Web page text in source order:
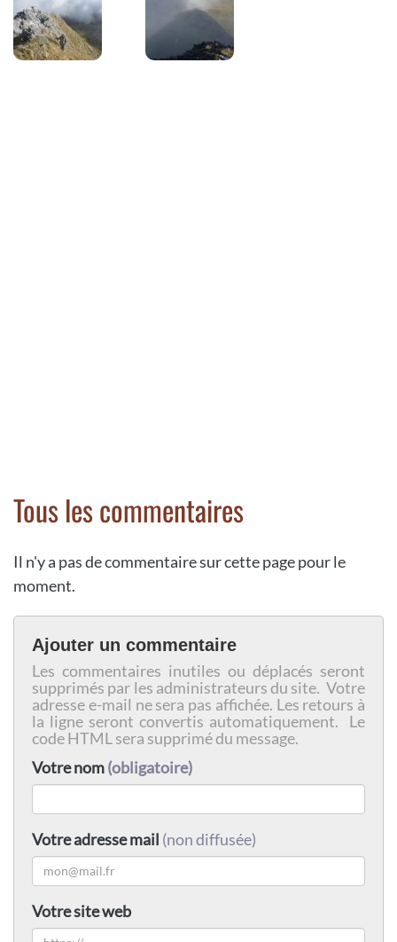
Tous les commentaires
Il n'y a pas de commentaire sur cette page pour le
moment.
Ajouter un commentaire
Les commentaires inutiles ou déplacés seront
supprimés par les administrateurs du site. Votre
adresse e-mail ne sera pas affichée. Les retours à
la ligne seront convertis automatiquement. Le
code HTML sera supprimé du message.
Votre nom(obligatoire)
Votre adresse mail (non diffusée)
Votre site web